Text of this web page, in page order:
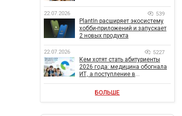
22.07.2026 539
PlantIn расширяет экосистему
хобби-приложений и запускает
2 новых продукта
22.07.2026 5227
Кем хотят стать абитуриенты
2026 года: медицина обогнала
ИТ, а поступление в
главной целью
БОЛЬШЕ